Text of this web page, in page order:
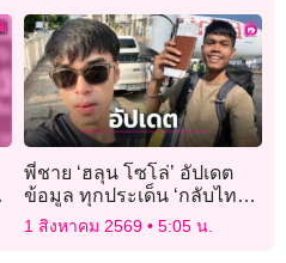
พี่ชาย ‘ฮลุน โซโล่’ อัปเดต
ข้อมูล ทุกประเด็น ‘กลับไทย-
ทรัพย์สิน-ผลชันสูตร’
1 สิงหาคม 2569 5:05 น.